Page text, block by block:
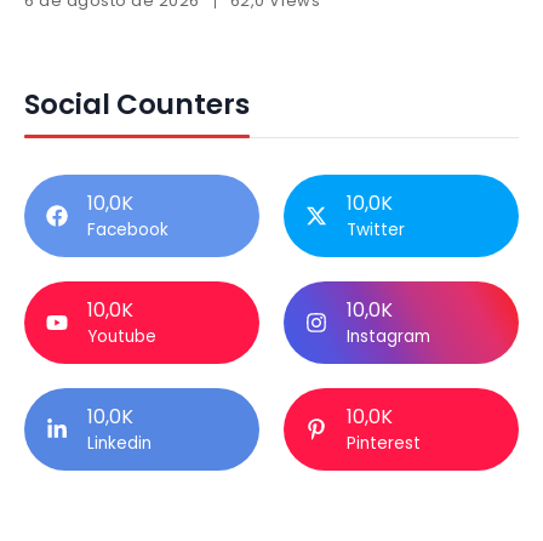
Social Counters
10,0K
Facebook
10,0K
Twitter
10,0K
Youtube
10,0K
Instagram
10,0K
Linkedin
10,0K
Pinterest